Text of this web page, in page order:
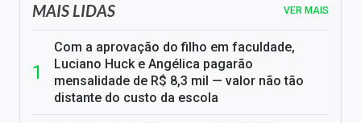
MAIS LIDAS VER MAIS
Com a aprovação do filho em faculdade,
Luciano Huck e Angélica pagarão
mensalidade de R$ 8,3 mil — valor não tão
distante do custo da escola